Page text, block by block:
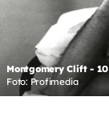
Montgomery Clift - 10
Foto: Profimedia